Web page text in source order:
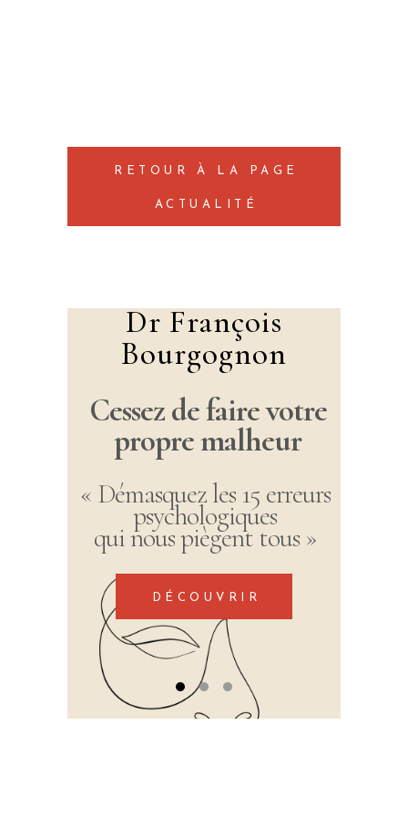
RETOUR À LA PAGE
ACTUALITÉ
Dr François
Bourgognon
Cessez de faire votre
propre malheur
DÉCOUVRIR
« Démasquez les 15 erreurs
psychologiques
qui nous piègent tous »